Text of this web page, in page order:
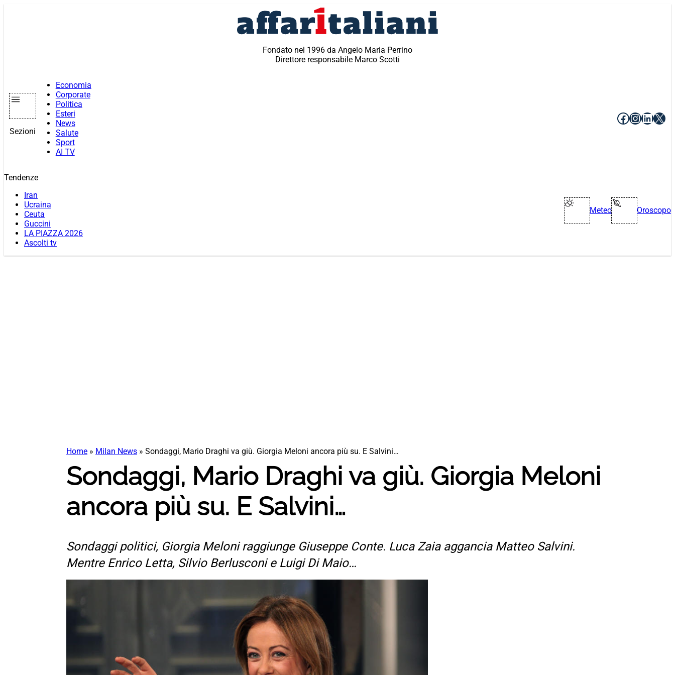
Fondato nel 1996 da Angelo Maria Perrino
Direttore responsabile Marco Scotti
Sezioni
Economia
Corporate
Politica
Esteri
News
Salute
Sport
AI TV
Facebook
X
Tendenze
Iran
Ucraina
Ceuta
Guccini
LA PIAZZA 2026
Ascolti tv
Meteo Oroscopo
Home » Milan News » Sondaggi, Mario Draghi va giù. Giorgia Meloni ancora più su. E Salvini…
Sondaggi, Mario Draghi va giù. Giorgia Meloni
ancora più su. E Salvini…
Sondaggi politici, Giorgia Meloni raggiunge Giuseppe Conte. Luca Zaia aggancia Matteo Salvini.
Mentre Enrico Letta, Silvio Berlusconi e Luigi Di Maio…